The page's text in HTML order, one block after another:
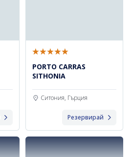
PORTO CARRAS
SITHONIA
Ситония, Гърция
Резервирай